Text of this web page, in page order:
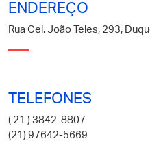
ENDEREÇO
Rua Cel. João Teles, 293,
TELEFONES
( 21 ) 3842-8807
(21) 97642-5669